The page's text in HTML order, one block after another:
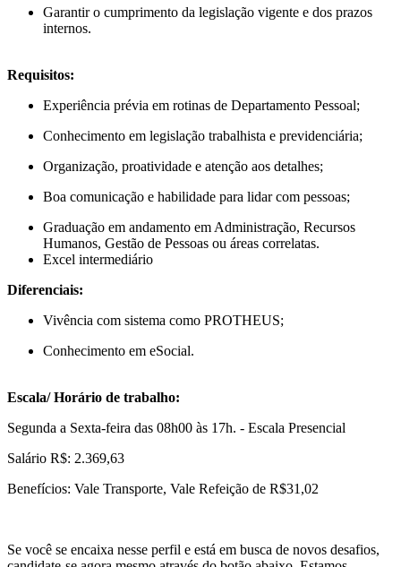
Garantir o cumprimento da legislação vigente e dos prazos
internos.
Requisitos:
Experiência prévia em rotinas de Departamento Pessoal;
Conhecimento em legislação trabalhista e previdenciária;
Organização, proatividade e atenção aos detalhes;
Boa comunicação e habilidade para lidar com pessoas;
Graduação em andamento em Administração, Recursos
Humanos, Gestão de Pessoas ou áreas correlatas.
​Excel intermediário
Diferenciais:
Vivência com sistema como PROTHEUS;
Conhecimento em eSocial.
Escala/ Horário de trabalho:
Segunda a Sexta-feira das 08h00 às 17h. - Escala Presencial
Salário R$: 2.369,63
Benefícios: Vale Transporte, Vale Refeição de R$31,02
Se você se encaixa nesse perfil e está em busca de novos desafios,